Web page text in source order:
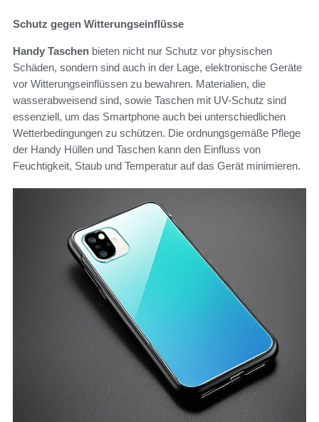
Schutz gegen Witterungseinflüsse
Handy Taschen bieten nicht nur Schutz vor physischen
Schäden, sondern sind auch in der Lage, elektronische Geräte
vor Witterungseinflüssen zu bewahren. Materialien, die
wasserabweisend sind, sowie Taschen mit UV-Schutz sind
essenziell, um das Smartphone auch bei unterschiedlichen
Wetterbedingungen zu schützen. Die ordnungsgemäße Pflege
der Handy Hüllen und Taschen kann den Einfluss von
Feuchtigkeit, Staub und Temperatur auf das Gerät minimieren.